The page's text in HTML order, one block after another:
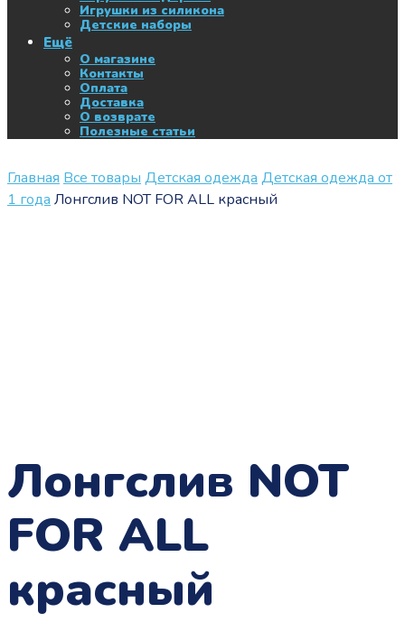
Игрушки из силикона
Детские наборы
Ещё
О магазине
Контакты
Оплата
Доставка
О возврате
Полезные статьи
Главная Все товары Детская одежда Детская одежда от
1 года Лонгслив NOT FOR ALL красный
Лонгслив NOT
FOR ALL
красный